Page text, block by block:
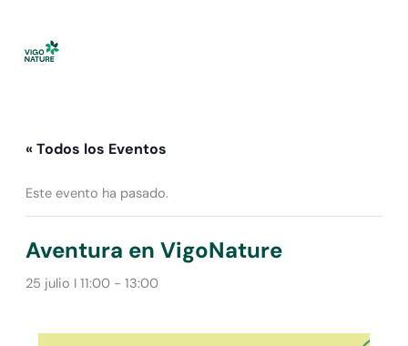
contenido
« Todos los Eventos
Este evento ha pasado.
Aventura en VigoNature
25 julio I 11:00- 13:00